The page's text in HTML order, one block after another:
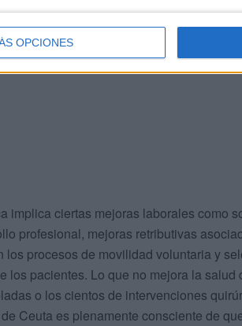
OPCIONES
huelguistas “privilegiados, egoístas,
es innecesario e injusto el uso de
por caso y no hacercasus bellicontra
implica ciertas mejoras laborales como
profesional, mejoras retributivas
procesos de movilidad voluntaria y
los pacientes. Lo que no mejora la salud
o los cientos de intervenciones
Ceuta es plenamente consciente de